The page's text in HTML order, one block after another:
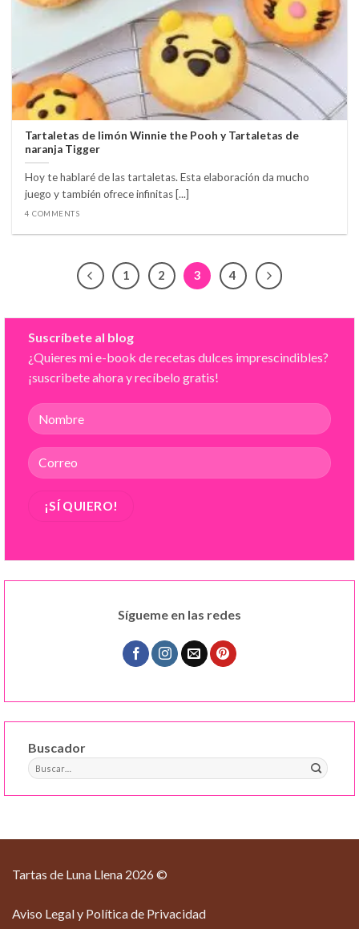
Tartaletas de limón Winnie the Pooh y Tartaletas de
naranja Tigger
Hoy te hablaré de las tartaletas. Esta elaboración da mucho
juego y también ofrece infinitas [...]
4 COMMENTS
1 2 3 4
Suscríbete al blog
¿Quieres mi e-book de recetas dulces imprescindibles?
¡suscribete ahora y recíbelo gratis!
Sígueme en las redes
Buscador
Buscar
por:
Tartas de Luna Llena 2026 ©
Aviso Legal y Política de Privacidad